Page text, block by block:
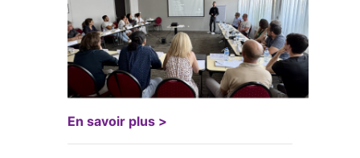
En savoir plus >